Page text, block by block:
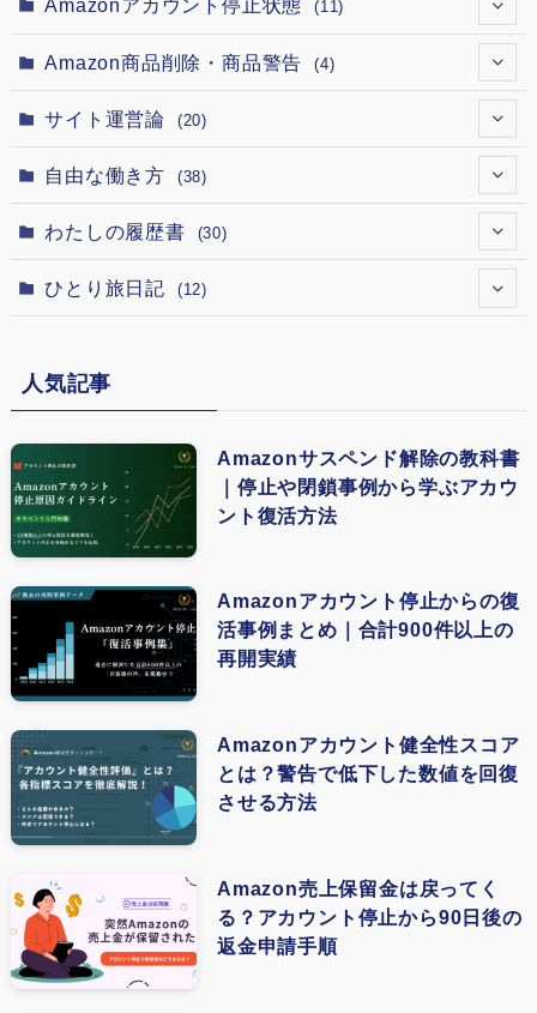
(12)
(12)
(1)
(1)
(2)
(5)
(1)
(7)
(4)
(1)
(2)
(1)
(1)
(1)
(1)
(1)
(3)
(1)
Amazonアカウント停止状態 (11)
(1)
(1)
(1)
(5)
Amazon商品削除・商品警告 (4)
サイト運営論 (20)
(1)
(1)
自由な働き方 (38)
(1)
(15)
わたしの履歴書 (30)
(5)
(3)
(3)
(5)
(4)
(4)
ひとり旅日記 (12)
(4)
人気記事
Amazonサスペンド解除の教科書
｜停止や閉鎖事例から学ぶアカウ
ント復活方法
Amazonアカウント停止からの復
活事例まとめ｜合計900件以上の
再開実績
Amazonアカウント健全性スコア
とは？警告で低下した数値を回復
させる方法
Amazon売上保留金は戻ってく
る？アカウント停止から90日後の
返金申請手順